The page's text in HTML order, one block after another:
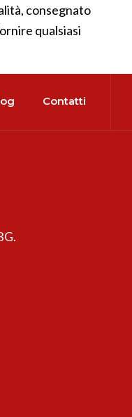
Contatti
consegnato
qualsiasi